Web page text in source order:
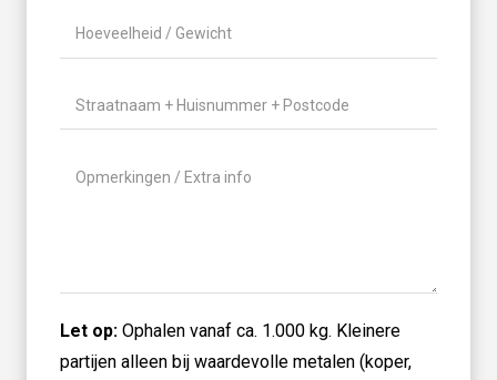
aanbieden?
Hoeveelheid
/
Locatie (Vereist)
Geen
Let op: Ophalen vanaf ca. 1.000 kg. Kleinere
partijen alleen bij waardevolle metalen (koper,